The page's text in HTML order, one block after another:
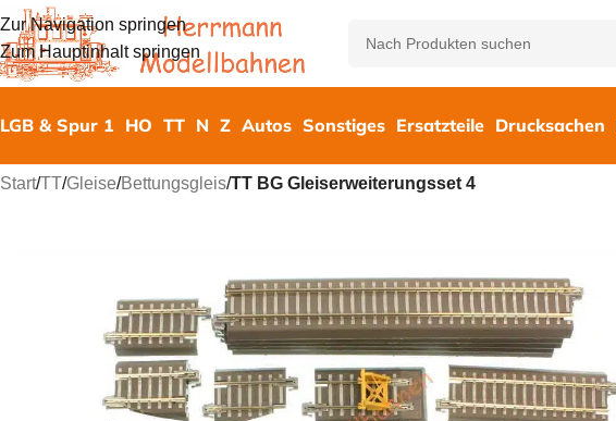
Zur Navigation springen
Zum Hauptinhalt springen
LGB & Spur 1 HO TT N Z Autos Sonstiges Ersatzteile Drucksachen
Start/TT/Gleise/Bettungsgleis/TT BG Gleiserweiterungsset 4